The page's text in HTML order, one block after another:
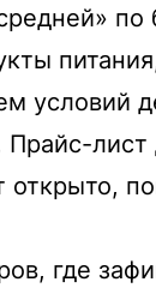
условий
Прайс-
где